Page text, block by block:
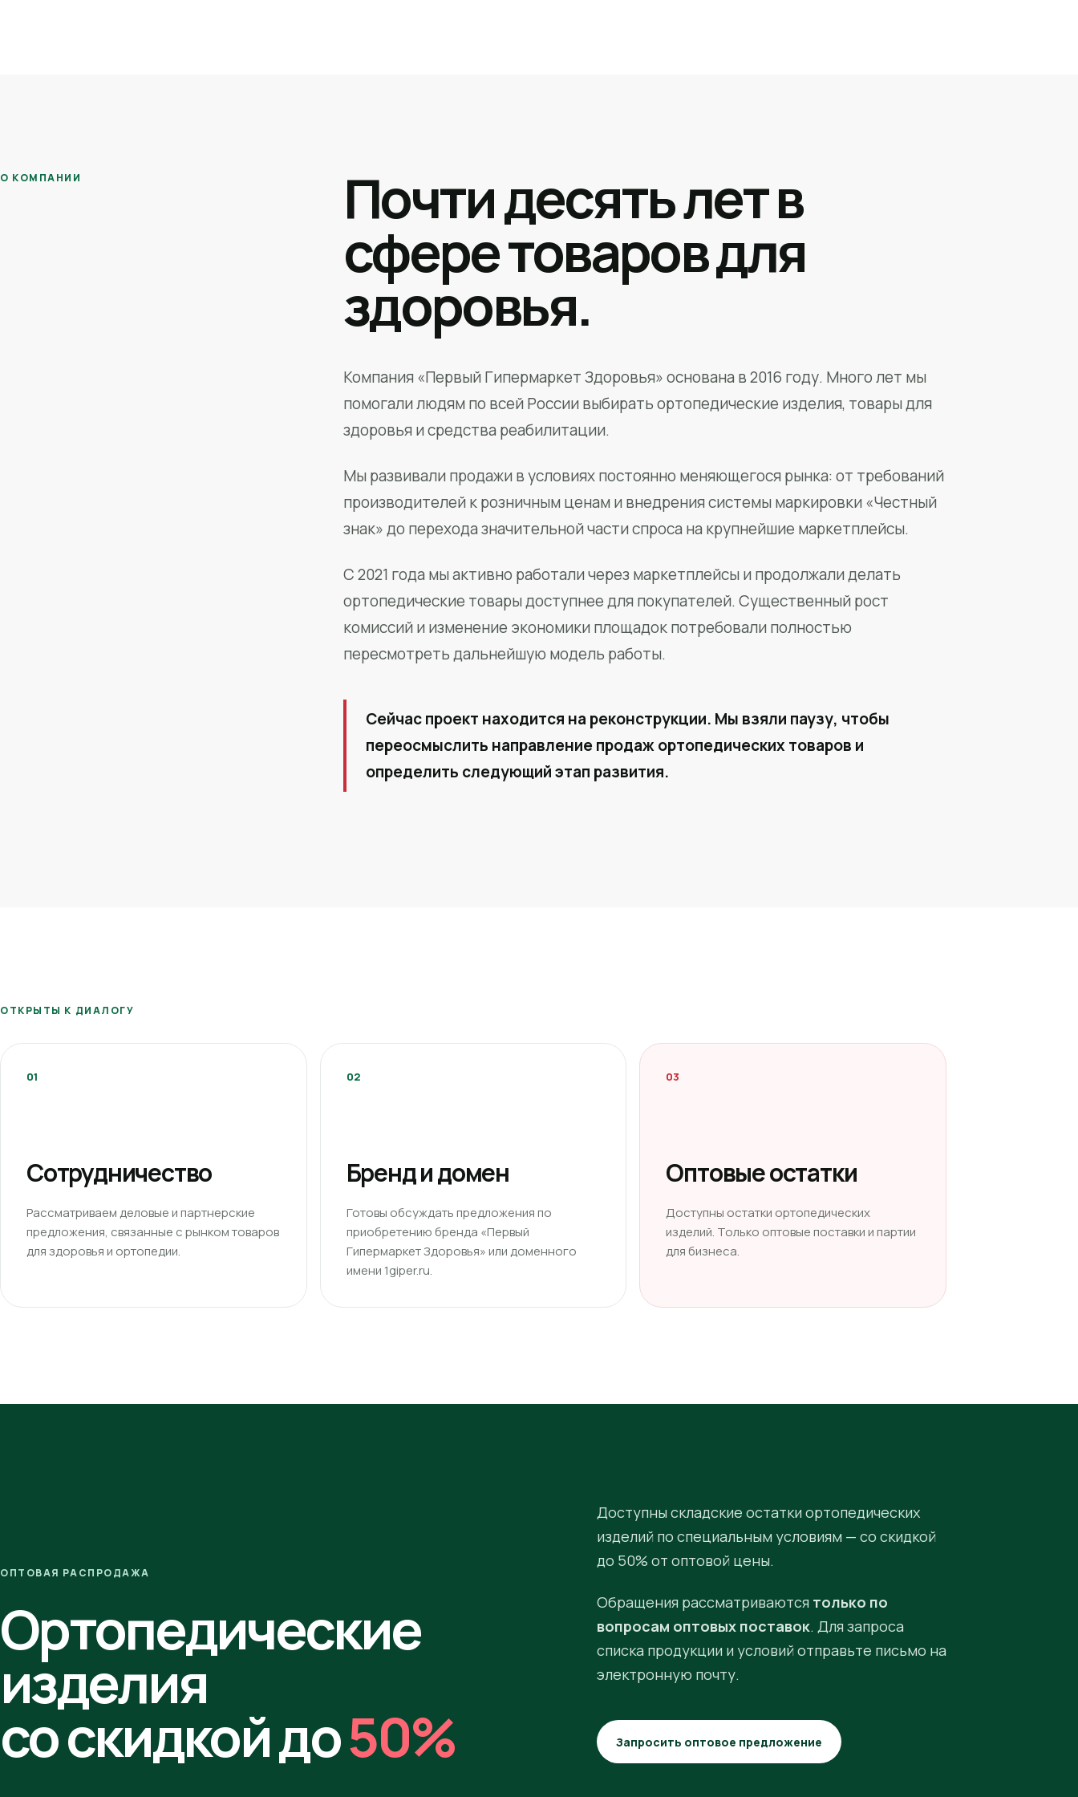
О КОМПАНИИ Почти десять лет в
сфере товаров для
здоровья.
Компания «Первый Гипермаркет Здоровья» основана в 2016 году. Много лет мы
помогали людям по всей России выбирать ортопедические изделия, товары для
здоровья и средства реабилитации.
Мы развивали продажи в условиях постоянно меняющегося рынка: от требований
производителей к розничным ценам и внедрения системы маркировки «Честный
знак» до перехода значительной части спроса на крупнейшие маркетплейсы.
С 2021 года мы активно работали через маркетплейсы и продолжали делать
ортопедические товары доступнее для покупателей. Существенный рост
комиссий и изменение экономики площадок потребовали полностью
пересмотреть дальнейшую модель работы.
Сейчас проект находится на реконструкции. Мы взяли паузу, чтобы
переосмыслить направление продаж ортопедических товаров и
определить следующий этап развития.
ОТКРЫТЫ К ДИАЛОГУ
01
Сотрудничество
Рассматриваем деловые и партнерские
предложения, связанные с рынком товаров
для здоровья и ортопедии.
02
Бренд и домен
Готовы обсуждать предложения по
приобретению бренда «Первый
Гипермаркет Здоровья» или доменного
имени 1giper.ru.
03
Оптовые остатки
Доступны остатки ортопедических
изделий. Только оптовые поставки и партии
для бизнеса.
ОПТОВАЯ РАСПРОДАЖА
Ортопедические
изделия
со скидкой до50%
Доступны складские остатки ортопедических
изделий по специальным условиям — со скидкой
до 50% от оптовой цены.
Обращения рассматриваются только по
вопросам оптовых поставок. Для запроса
списка продукции и условий отправьте письмо на
электронную почту.
Запросить оптовое предложение